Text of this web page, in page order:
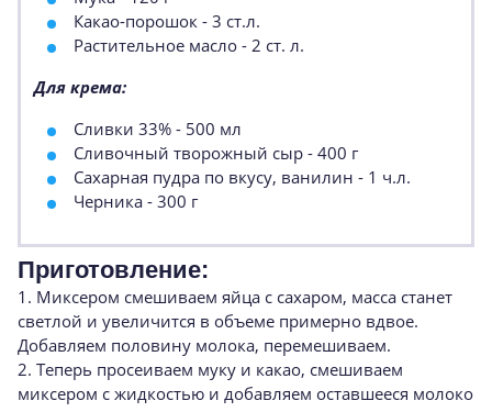
Какао-порошок - 3 ст.л.
Растительное масло - 2 ст. л.
Для крема:
Сливки 33% - 500 мл
Сливочный творожный сыр - 400 г
Сахарная пудра по вкусу, ванилин - 1 ч.л.
Черника - 300 г
Приготовление:
1. Миксером смешиваем яйца с сахаром, масса станет
светлой и увеличится в объеме примерно вдвое.
Добавляем половину молока, перемешиваем.
2. Теперь просеиваем муку и какао, смешиваем
миксером с жидкостью и добавляем оставшееся молоко